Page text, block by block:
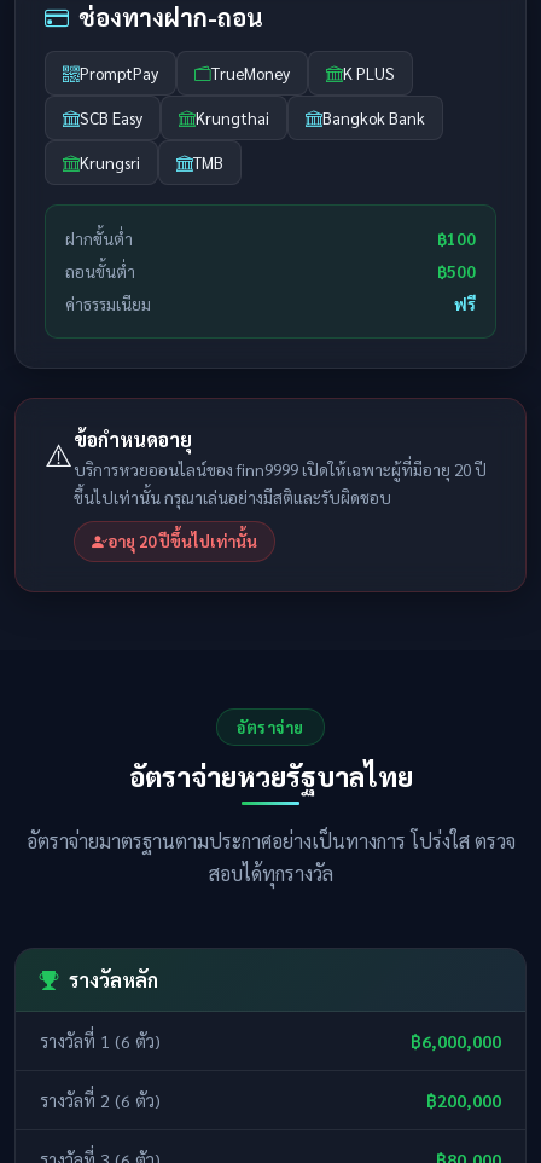
ช่องทางฝาก-ถอน
PromptPay TrueMoney K PLUS
SCB Easy Krungthai Bangkok Bank
Krungsri TMB
ฝากขั้นต่ำ
฿100
ถอนขั้นต่ำ
฿500
ค่าธรรมเนียม
ฟรี
⚠️ข้อกำหนดอายุ
บริการหวยออนไลน์ของ finn9999 เปิดให้เฉพาะผู้ที่มีอายุ 20 ปี
ขึ้นไปเท่านั้น กรุณาเล่นอย่างมีสติและรับผิดชอบ
อายุ 20 ปีขึ้นไปเท่านั้น
อัตราจ่าย
อัตราจ่ายหวยรัฐบาลไทย
อัตราจ่ายมาตรฐานตามประกาศอย่างเป็นทางการ โปร่งใส ตรวจ
สอบได้ทุกรางวัล
รางวัลหลัก
รางวัลที่ 1 (6 ตัว) ฿6,000,000
รางวัลที่ 2 (6 ตัว) ฿200,000